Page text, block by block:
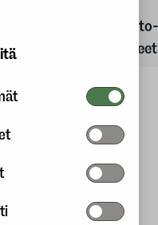
Hoito-
ohjeet